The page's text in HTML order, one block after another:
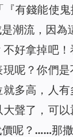
『有錢能使
潮流，因
好拿掉吧
呢？你們
多高，人
聲了，可
呢？……那